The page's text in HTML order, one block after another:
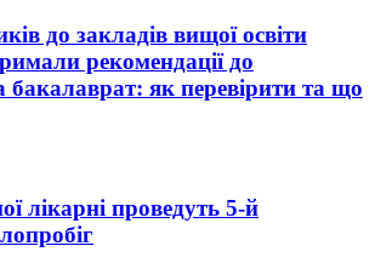
до закладів вищої освіти
рекомендації до
бакалаврат: як перевірити та що
лікарні проведуть 5-й